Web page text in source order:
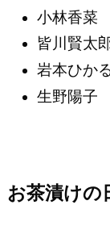
小林香菜
皆川賢太
岩本ひか
生野陽子
お茶漬けの